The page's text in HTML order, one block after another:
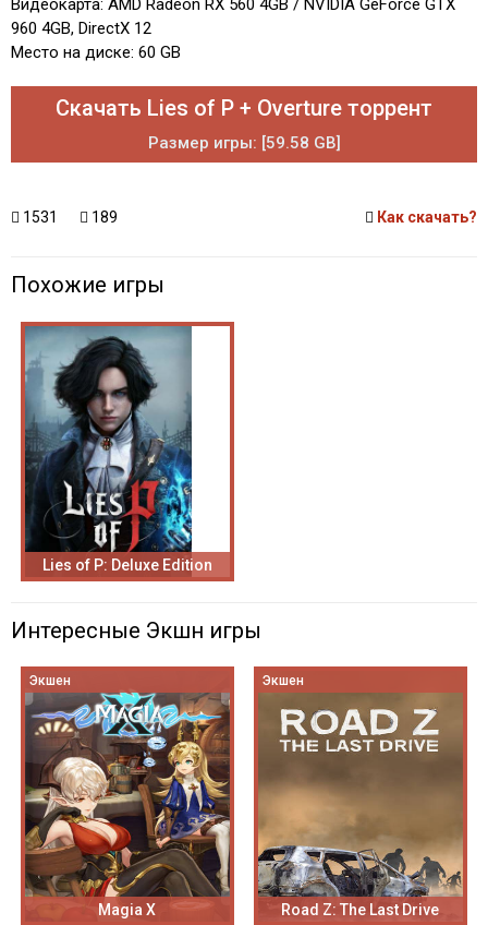
Видеокарта: AMD Radeon RX 560 4GB / NVIDIA GeForce GTX
960 4GB, DirectX 12
Место на диске: 60 GB
Скачать Lies of P + Overture торрент
Размер игры: [59.58 GB]
1531 189 Как скачать?
Похожие игры
Lies of P: Deluxe Edition
Интересные Экшн игры
Экшен
Magia X
Экшен
Road Z: The Last Drive